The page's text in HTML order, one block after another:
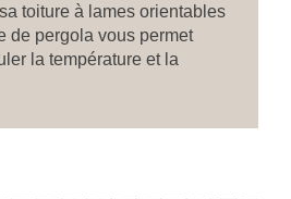
toiture à lames orientables
de pergola vous permet
la température et la